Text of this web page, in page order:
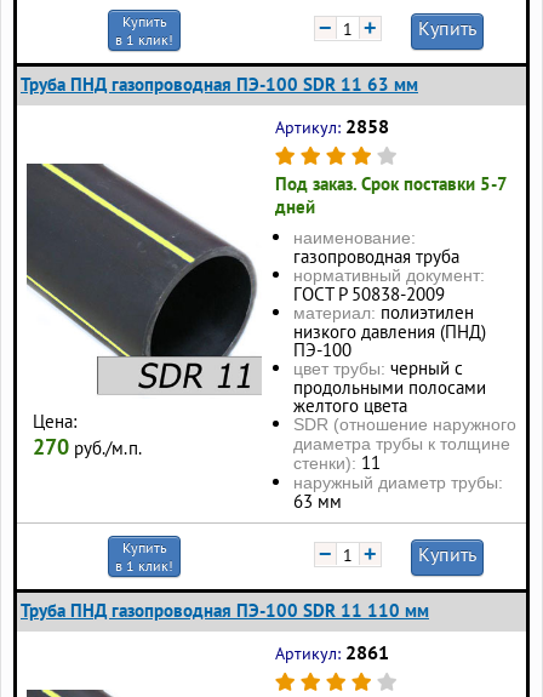
Купить
в 1 клик!
− + Купить
Труба ПНД газопроводная ПЭ-100 SDR 11 63 мм
Цена:
270 руб./м.п.
Артикул: 2858
Под заказ. Срок поставки 5-7
дней
наименование:
газопроводная труба
нормативный документ:
ГОСТ Р 50838-2009
материал: полиэтилен
низкого давления (ПНД)
ПЭ-100
цвет трубы: черный с
продольными полосами
желтого цвета
SDR (отношение наружного
диаметра трубы к толщине
стенки): 11
наружный диаметр трубы:
63 мм
Купить
в 1 клик!
− + Купить
Труба ПНД газопроводная ПЭ-100 SDR 11 110 мм
Артикул: 2861